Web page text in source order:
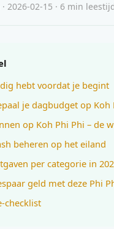
2026-02-15 · 6 min
hebt voordat je begint
je dagbudget op Koh
op Koh Phi Phi – de
beheren op het eiland
per categorie in
geld met deze Phi
checklist